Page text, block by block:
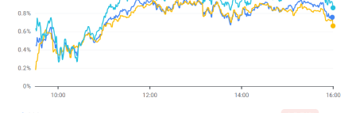
JPモルガンが米国株に強気転換
11月の注目イベントについて
まとめ